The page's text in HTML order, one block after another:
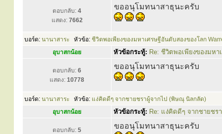
ตอบกลับ: 4
แสดง: 7662
ขออนุโมทนาสาธุนะครับ
บอร์ด: นานาสาระ หัวข้อ: ชีวิตพอเพียงของมหาเศรษฐีอันดับสองของโลก
อุบาสกน้อย
หัวข้อกระทู้: Re: ชีวิตพอเพียงของมหา
ตอบกลับ: 6
แสดง: 10778
ขออนุโมทนาสาธุนะครับ
บอร์ด: นานาสาระ หัวข้อ: แง่คิดดีๆ จากชายชราผู้จากไป (พิษณุ นิลกลัด)
อุบาสกน้อย
หัวข้อกระทู้: Re: แง่คิดดีๆ จากชายช
ตอบกลับ: 5
ขออนุโมทนาสาธุนะครับ